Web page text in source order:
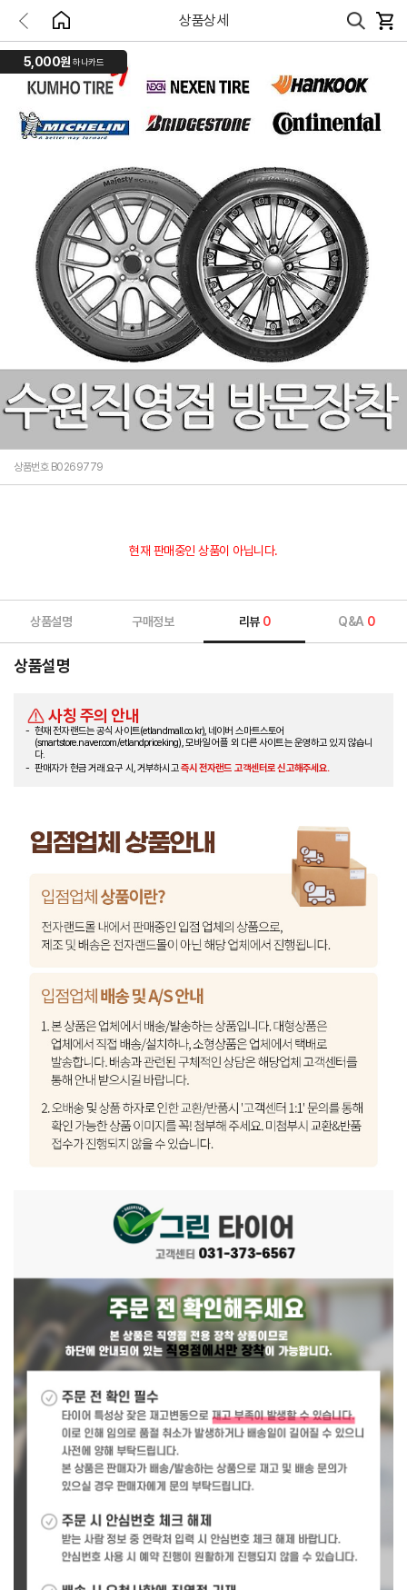
상품상세
5,000원 하나카드
상품번호 B0269779
현재 판매중인 상품이 아닙니다.
상품설명 구매정보 리뷰 0 Q&A 0
상품설명
사칭 주의 안내
현재 전자랜드는 공식 사이트(etlandmall.co.kr), 네이버 스마트스토어
(smartstore.naver.com/etlandpriceking), 모바일 어플 외 다른 사이트는 운영하고 있지 않습니
다.
판매자가 현금 거래 요구 시, 거부하시고즉시 전자랜드 고객센터로 신고해주세요.